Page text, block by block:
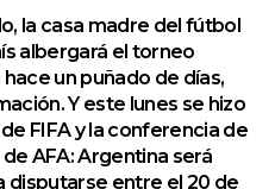
la casa madre del fútbol
albergará el torneo
un puñado de días,
Y este lunes se hizo
FIFA y la conferencia de
AFA: Argentina será
disputarse entre el 20 de